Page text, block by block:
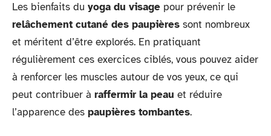
Les bienfaits du yoga du visage pour prévenir le
relâchement cutané des paupières sont nombreux
et méritent d’être explorés. En pratiquant
régulièrement ces exercices ciblés, vous pouvez aider
à renforcer les muscles autour de vos yeux, ce qui
peut contribuer à raffermir la peau et réduire
l’apparence des paupières tombantes.